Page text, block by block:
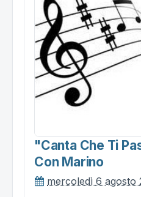
"canta Che Ti
Con Marino
mercoledì 6 agosto